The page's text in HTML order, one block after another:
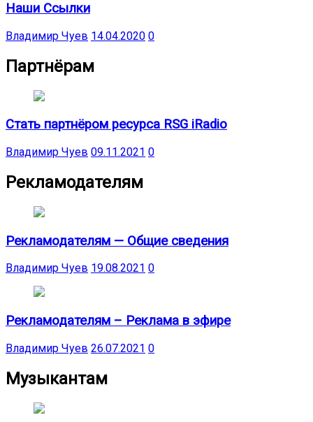
Наши Ссылки
Владимир Чуев 14.04.2020 0
Партнёрам
Стать партнёром ресурса RSG iRadio
Владимир Чуев 09.11.2021 0
Рекламодателям
Рекламодателям — Общие сведения
Владимир Чуев 19.08.2021 0
Рекламодателям – Реклама в эфире
Владимир Чуев 26.07.2021 0
Музыкантам